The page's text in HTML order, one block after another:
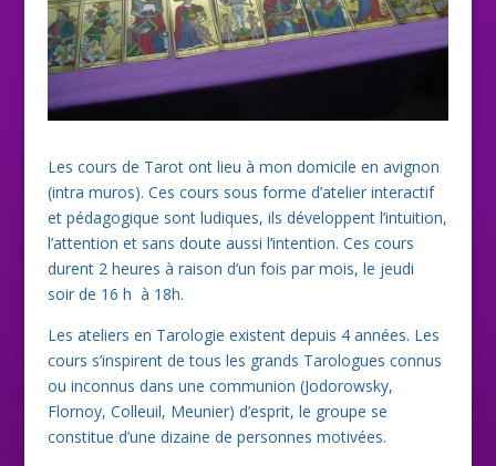
Les cours de Tarot ont lieu à mon domicile en avignon
(intra muros). Ces cours sous forme d’atelier interactif
et pédagogique sont ludiques, ils développent l’intuition,
l’attention et sans doute aussi l’intention. Ces cours
durent 2 heures à raison d’un fois par mois, le jeudi
soir de 16 h à 18h.
Les ateliers en Tarologie existent depuis 4 années. Les
cours s’inspirent de tous les grands Tarologues connus
ou inconnus dans une communion (Jodorowsky,
Flornoy, Colleuil, Meunier) d’esprit, le groupe se
constitue d’une dizaine de personnes motivées.